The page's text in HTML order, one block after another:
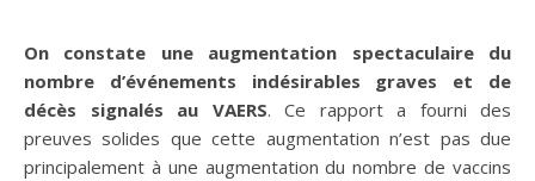
On constate une augmentation spectaculaire du
nombre d’événements indésirables graves et de
décès signalés au VAERS. Ce rapport a fourni des
preuves solides que cette augmentation n’est pas due
principalement à une augmentation du nombre de vaccins